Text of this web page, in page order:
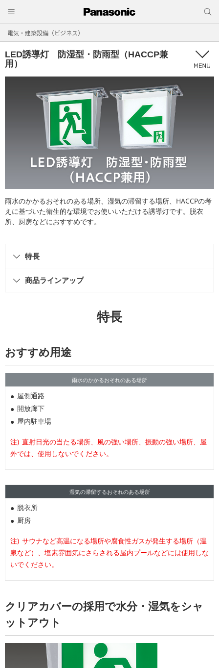
電気・建築設備（ビジネス）
LED誘導灯 防湿型・防雨型（HACCP兼
用）
雨水のかかるおそれのある場所、湿気の滞留する場所、HACCPの考
えに基づいた衛生的な環境でお使いいただける誘導灯です。脱衣
所、厨房などにおすすめです。
特長
商品ラインアップ
特長
おすすめ用途
雨水のかかるおそれのある場所
屋側通路
開放廊下
屋内駐車場
直射日光の当たる場所、風の強い場所、振動の強い場所、屋
外では、使用しないでください。
湿気の滞留するおそれのある場所
脱衣所
厨房
サウナなど高温になる場所や腐食性ガスが発生する場所（温
泉など）、塩素雰囲気にさらされる屋内プールなどには使用しな
いでください。
クリアカバーの採用で水分・湿気をシャ
ットアウト